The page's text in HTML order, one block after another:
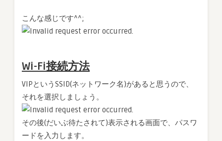
こんな感じです^^;
Wi-Fi接続方法
VIPというSSID(ネットワーク名)があると思うので、
それを選択しましょう。
その後(だいぶ待たされて)表示される画面で、パスワ
ードを入力します。